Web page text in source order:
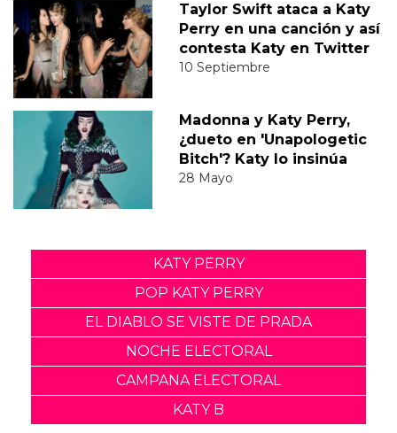
Taylor Swift ataca a Katy
Perry en una canción y así
contesta Katy en Twitter
10 Septiembre
Madonna y Katy Perry,
¿dueto en 'Unapologetic
Bitch'? Katy lo insinúa
28 Mayo
KATY PERRY
POP KATY PERRY
EL DIABLO SE VISTE DE PRADA
NOCHE ELECTORAL
CAMPANA ELECTORAL
KATY B